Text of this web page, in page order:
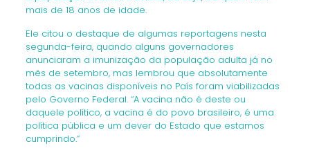
mais de 18 anos de idade.
Ele citou o destaque de algumas reportagens nesta
segunda-feira, quando alguns governadores
anunciaram a imunização da população adulta já no
mês de setembro, mas lembrou que absolutamente
todas as vacinas disponíveis no País foram viabilizadas
pelo Governo Federal. “A vacina não é deste ou
daquele político, a vacina é do povo brasileiro, é uma
política pública e um dever do Estado que estamos
cumprindo.”